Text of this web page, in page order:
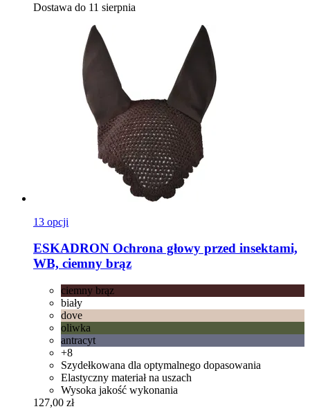
Dostawa do 11 sierpnia
13 opcji
ESKADRON Ochrona głowy przed insektami,
WB, ciemny brąz
ciemny brąz
biały
dove
oliwka
antracyt
+8
Szydełkowana dla optymalnego dopasowania
Elastyczny materiał na uszach
Wysoka jakość wykonania
127,00 zł